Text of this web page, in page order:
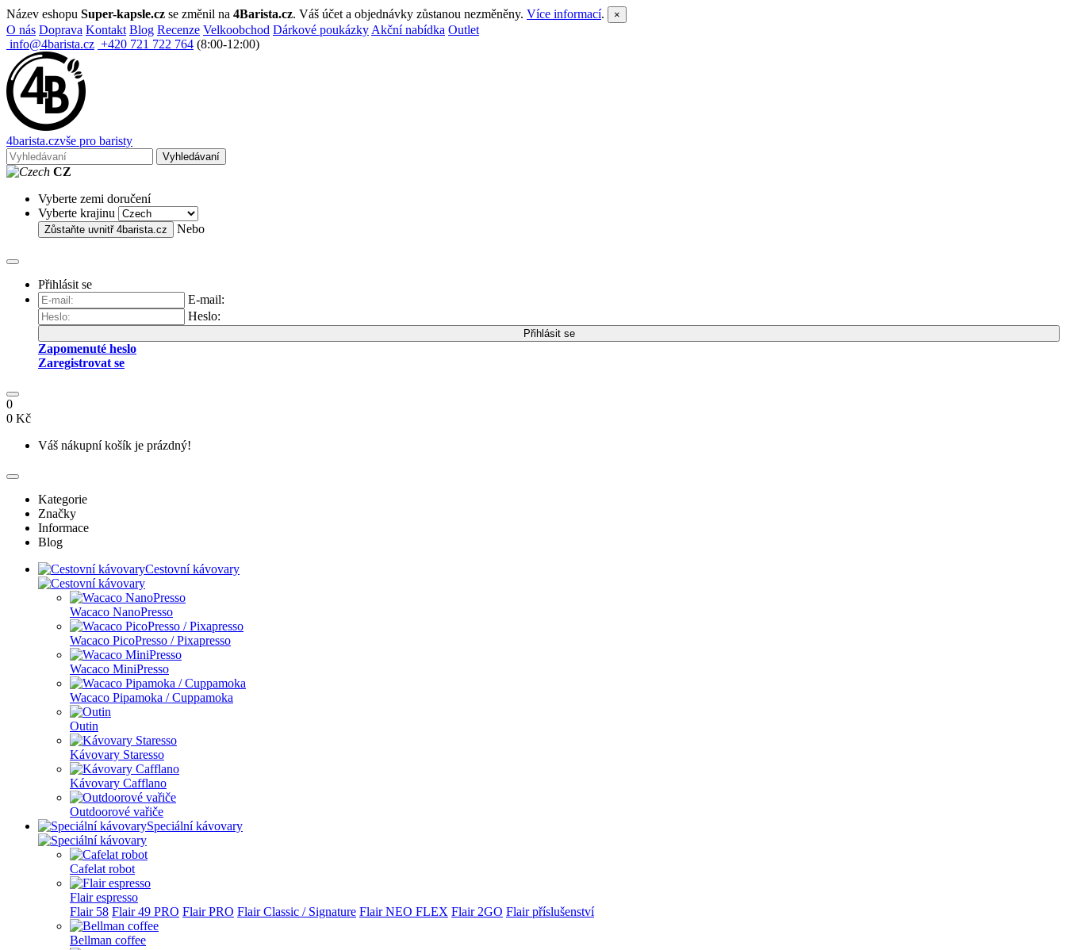
Název eshopu Super-kapsle.cz se změnil na 4Barista.cz. Váš účet a objednávky zůstanou nezměněny. Více informací. ×
O nás Doprava Kontakt Blog Recenze Velkoobchod Dárkové poukázky Akční nabídka Outlet
info@4barista.cz +420 721 722 764 (8:00-12:00)
4barista.czvše pro baristy
Vyhledávaní
CZ
Vyberte zemi doručení
Vyberte krajinu
Zůstaňte uvnitř 4barista.cz Nebo
Přihlásit se
E-mail:
Heslo:
Přihlásit se
Zapomenuté heslo
Zaregistrovat se
0
0 Kč
Váš nákupní košík je prázdný!
Kategorie
Značky
Informace
Blog
Cestovní kávovary
Wacaco NanoPresso
Wacaco PicoPresso / Pixapresso
Wacaco MiniPresso
Wacaco Pipamoka / Cuppamoka
Outin
Kávovary Staresso
Kávovary Cafflano
Outdoorové vařiče
Speciální kávovary
Cafelat robot
Flair espresso
Flair 58 Flair 49 PRO Flair PRO Flair Classic / Signature Flair NEO FLEX Flair 2GO Flair příslušenství
Bellman coffee